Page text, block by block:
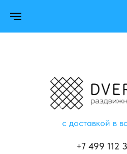
с доставкой в
+7 499 112